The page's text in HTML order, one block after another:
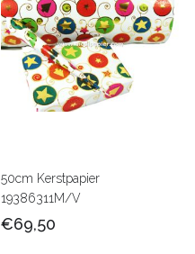
50cm Kerstpapier
19386311M/V
€69,50